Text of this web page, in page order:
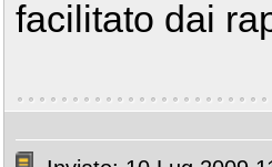
facilitato dai